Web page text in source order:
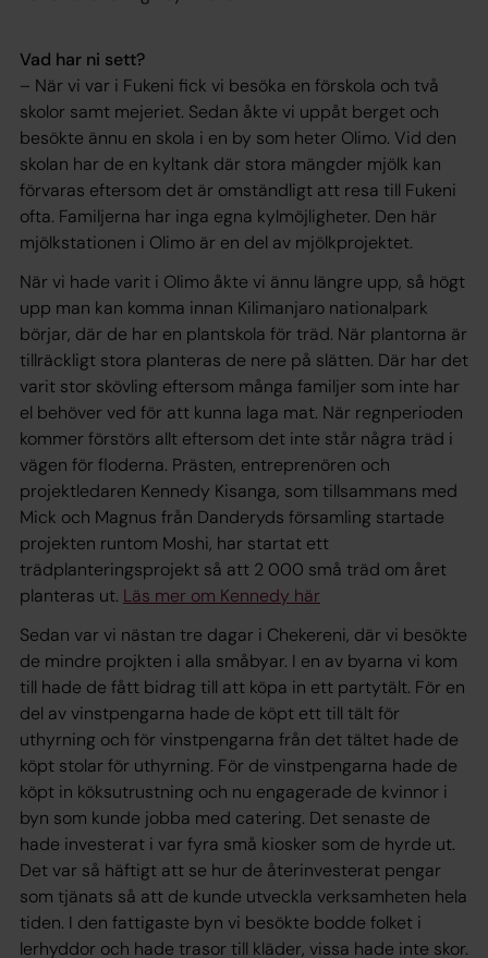
Vad har ni sett?
– När vi var i Fukeni fick vi besöka en förskola och två
skolor samt mejeriet. Sedan åkte vi uppåt berget och
besökte ännu en skola i en by som heter Olimo. Vid den
skolan har de en kyltank där stora mängder mjölk kan
förvaras eftersom det är omständligt att resa till Fukeni
ofta. Familjerna har inga egna kylmöjligheter. Den här
mjölkstationen i Olimo är en del av mjölkprojektet.
När vi hade varit i Olimo åkte vi ännu längre upp, så högt
upp man kan komma innan Kilimanjaro nationalpark
börjar, där de har en plantskola för träd. När plantorna är
tillräckligt stora planteras de nere på slätten. Där har det
varit stor skövling eftersom många familjer som inte har
el behöver ved för att kunna laga mat. När regnperioden
kommer förstörs allt eftersom det inte står några träd i
vägen för floderna. Prästen, entreprenören och
projektledaren Kennedy Kisanga, som tillsammans med
Mick och Magnus från Danderyds församling startade
projekten runtom Moshi, har startat ett
trädplanteringsprojekt så att 2 000 små träd om året
planteras ut. Läs mer om Kennedy här
Sedan var vi nästan tre dagar i Chekereni, där vi besökte
de mindre projkten i alla småbyar. I en av byarna vi kom
till hade de fått bidrag till att köpa in ett partytält. För en
del av vinstpengarna hade de köpt ett till tält för
uthyrning och för vinstpengarna från det tältet hade de
köpt stolar för uthyrning. För de vinstpengarna hade de
köpt in köksutrustning och nu engagerade de kvinnor i
byn som kunde jobba med catering. Det senaste de
hade investerat i var fyra små kiosker som de hyrde ut.
Det var så häftigt att se hur de återinvesterat pengar
som tjänats så att de kunde utveckla verksamheten hela
tiden. I den fattigaste byn vi besökte bodde folket i
lerhyddor och hade trasor till kläder, vissa hade inte skor.